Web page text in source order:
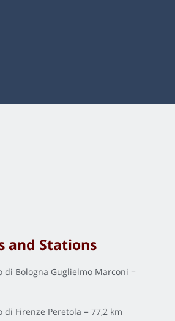
and Stations
di Bologna Guglielmo Marconi =
di Firenze Peretola = 77,2 km